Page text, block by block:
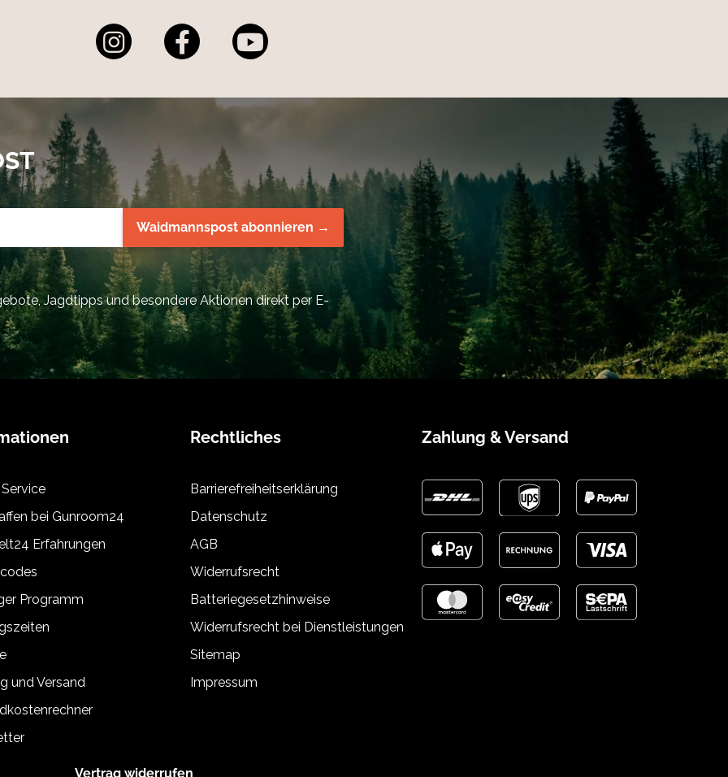
Waidmannspost abonnieren →
Jagdtipps und besondere Aktionen direkt per E-
bei Gunroom24
Erfahrungen
Programm
und Versand
Rechtliches
Barrierefreiheitserklärung
Datenschutz
AGB
Widerrufsrecht
Batteriegesetzhinweise
Widerrufsrecht bei Dienstleistungen
Sitemap
Impressum
Zahlung & Versand
Vertrag widerrufen